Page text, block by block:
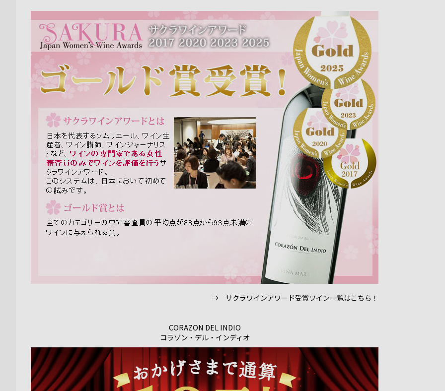
⇒ サクラワインアワード受賞ワイン一覧はこちら！
CORAZON DEL INDIO
コラゾン・デル・インディオ